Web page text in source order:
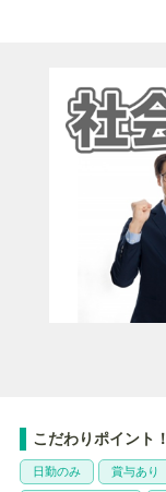
こだわりポイント！
日勤のみ 賞与あり